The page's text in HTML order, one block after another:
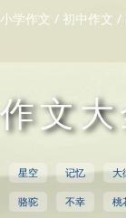
小学作文 / 初中作文 /
作文大
星空 记忆 大
骆驼 不幸 桃